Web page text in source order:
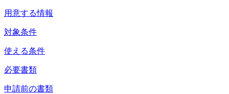
用意する情報
対象条件
使える条件
必要書類
申請前の書類